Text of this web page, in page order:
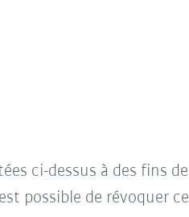
ci-dessus à des fins de
possible de révoquer ce